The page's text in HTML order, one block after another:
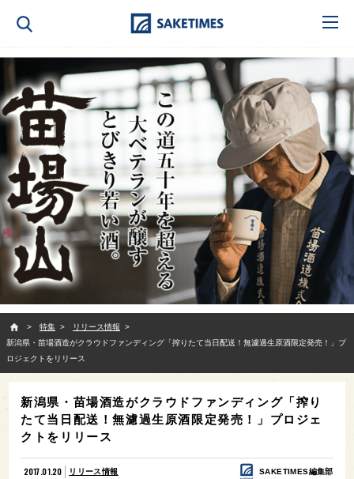
特集
リリース情報
新潟県・苗場酒造がクラウドファンディング「搾りたて当日配送！無濾過生原酒限定発売！」プ
ロジェクトをリリース
新潟県・苗場酒造がクラウドファンディング「搾り
たて当日配送！無濾過生原酒限定発売！」プロジェ
クトをリリース
2017.01.20 リリース情報 SAKETIMES編集部